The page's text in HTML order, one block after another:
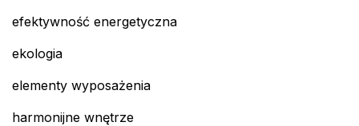
efektywność energetyczna
ekologia
elementy wyposażenia
harmonijne wnętrze